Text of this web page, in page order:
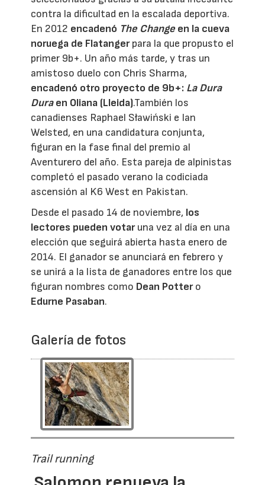
contra la dificultad en la escalada deportiva.
En 2012 encadenó The Changeen la cueva
noruega de Flatangerpara la que propusto el
primer 9b+. Un año más tarde, y tras un
amistoso duelo con Chris Sharma,
encadenó otro proyecto de 9b+: La Dura
Duraen Oliana (Lleida).También los
canadienses Raphael Sławiński e Ian
Welsted, en una candidatura conjunta,
figuran en la fase final del premio al
Aventurero del año. Esta pareja de alpinistas
completó el pasado verano la codiciada
ascensión al K6 West en Pakistan.
Desde el pasado 14 de noviembre, los
lectores pueden votaruna vez al día en una
elección que seguirá abierta hasta enero de
2014. El ganador se anunciará en febrero y
se unirá a la lista de ganadores entre los que
figuran nombres como Dean Pottero
Edurne Pasaban.
Galería de fotos
Trail running